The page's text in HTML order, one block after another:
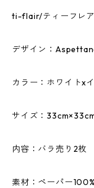
ti-flair/ティーフレア
デザイン：
カラー：ホワイトx
サイズ：
内容：バラ売り2枚
素材：ペーパー100%